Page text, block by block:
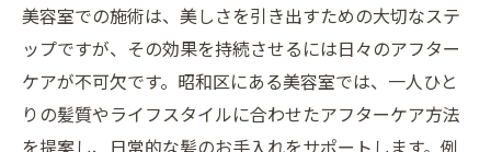
美容室での施術は、美しさを引き出すための大切なステ
ップですが、その効果を持続させるには日々のアフター
ケアが不可欠です。昭和区にある美容室では、一人ひと
りの髪質やライフスタイルに合わせたアフターケア方法